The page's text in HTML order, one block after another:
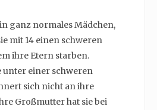
ganz normales Mädchen,
mit 14 einen schweren
ihre Etern starben.
unter einer schweren
sich nicht an ihre
Großmutter hat sie bei